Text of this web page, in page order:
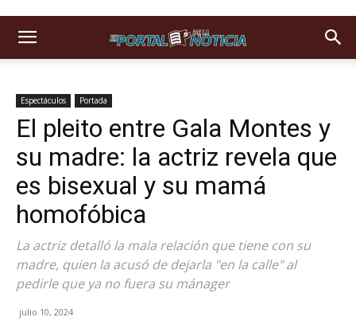
Espectáculos Portada
El pleito entre Gala Montes y
su madre: la actriz revela que
es bisexual y su mamá
homofóbica
La actriz detalló la mala relación que tiene con su
madre, quien la acusó de dejarla "en la calle" al
pedirle que ya no fuera su mánager
julio 10, 2024